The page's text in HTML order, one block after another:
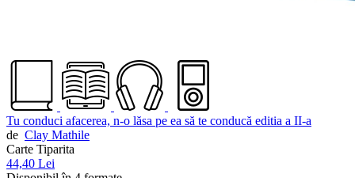
Tu conduci afacerea, n-o lăsa pe ea să te conducă editia a II-a
de Clay Mathile
Carte Tiparita
44,40 Lei